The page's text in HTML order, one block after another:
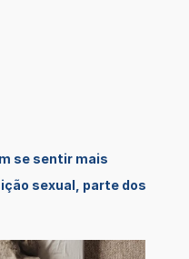
se sentir mais
sexual, parte dos